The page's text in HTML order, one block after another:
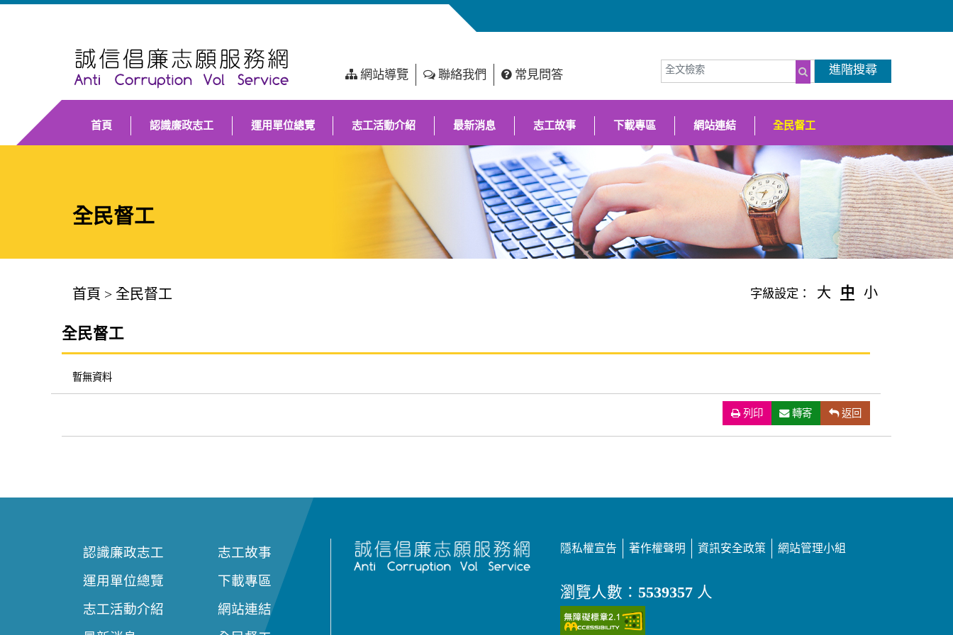
網站導覽 聯絡我們 常見問答 全文檢索 搜尋 進階搜尋（另開新視窗
首頁 認識廉政志工 運用單位總覽 志工活動介紹 最新消息 志工故事 下載專區 網站連結 全民督工
全民督工
首頁 > 全民督工 字級設定： 大 中 小
全民督工
暫無資料
列印（另開新視窗）
轉寄 返回
認識廉政志工
運用單位總覽
志工活動介紹
志工故事
下載專區
網站連結
隱私權宣告 著作權聲明 資訊安全政策 網站管理小組
瀏覽人數： 5539357 人